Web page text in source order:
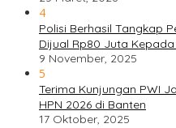
4
Polisi Berhasil Tangkap
Dijual Rp80 Juta
9 November, 2025
5
Terima Kunjungan PWI
HPN 2026 di Banten
17 Oktober, 2025